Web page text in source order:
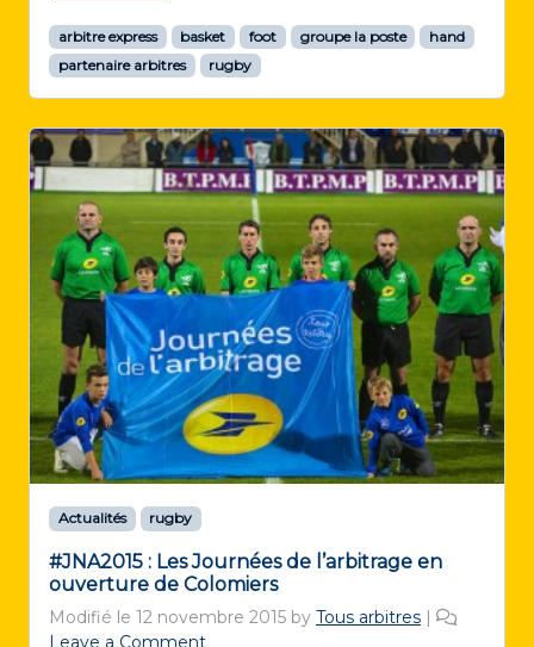
arbitre express basket foot groupe la poste
hand
partenaire arbitres
rugby
Actualités rugby
#JNA2015 : Les Journées de l’arbitrage en
ouverture de Colomiers
Modifié le 12 novembre 2015 by Tous arbitres
Leave a Comment